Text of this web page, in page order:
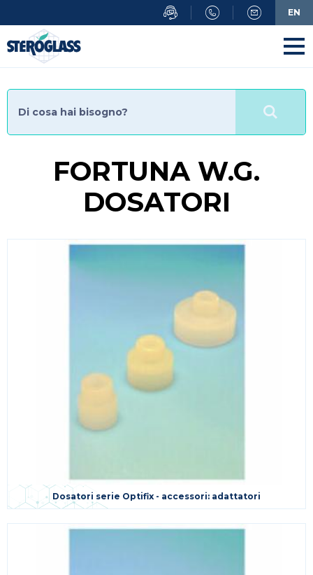
al
contenuto
principale
FORTUNA W.G.
DOSATORI
Dosatori serie Optifix - accessori: adattatori
EN